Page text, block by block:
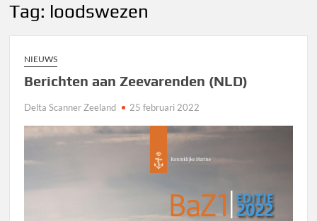
Tag: loodswezen
NIEUWS
Berichten aan Zeevarenden (NLD)
Delta Scanner Zeeland 25 februari 2022